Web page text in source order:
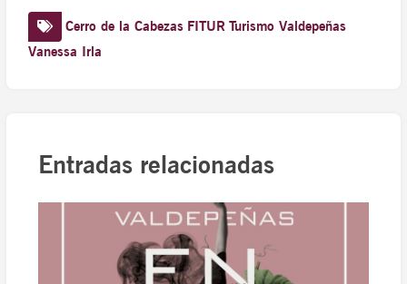
Cerro de la Cabezas FITUR Turismo Valdepeñas
Vanessa Irla
Entradas relacionadas